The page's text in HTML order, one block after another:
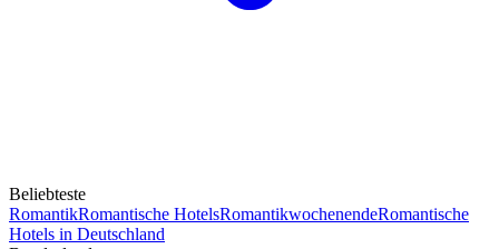
Beliebteste
RomantikRomantische HotelsRomantikwochenendeRomantische
Hotels in Deutschland